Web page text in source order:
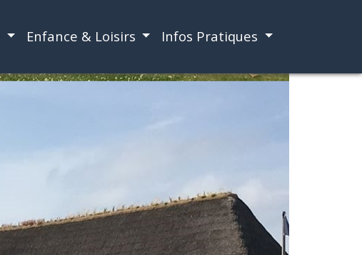
Enfance & Loisirs Infos Pratiques